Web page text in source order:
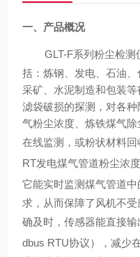
一、产品概况
GLT-F系列粉尘检测
括：炼钢、发电、石油
采矿、水泥制造和包装等
滤袋破损的探测 ，对各
气粉尘浓度、炼铁煤气
在线监测，或粉状材料
RT发电煤气管道粉尘浓
它能实时监测煤气管道
求，从而保障了风机不
确及时，传感器能直接输
dbus RTU协议）
，减少